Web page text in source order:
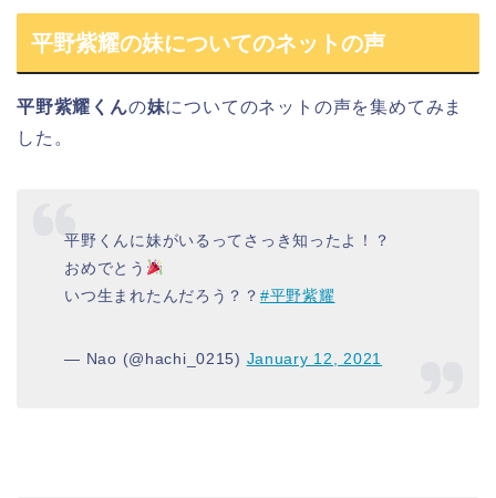
平野紫耀の妹についてのネットの声
平野紫耀くんの妹についてのネットの声を集めてみま
した。
平野くんに妹がいるってさっき知ったよ！？
おめでとう
いつ生まれたんだろう？？ #平野紫耀
— Nao (@hachi_0215) January 12, 2021